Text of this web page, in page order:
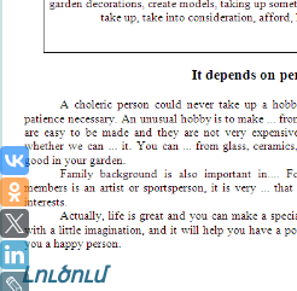
Լուծում